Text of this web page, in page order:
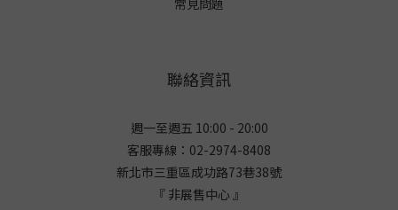
常見問題
聯絡資訊
週一至週五 10:00 - 20:00
客服專線：02-2974-8408
新北市三重區成功路73巷38號
『 非展售中心 』